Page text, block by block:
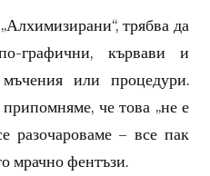
трябва да
графични, кървави и
или процедури.
че това „не е
разочароваме – все пак
мрачно фентъзи.